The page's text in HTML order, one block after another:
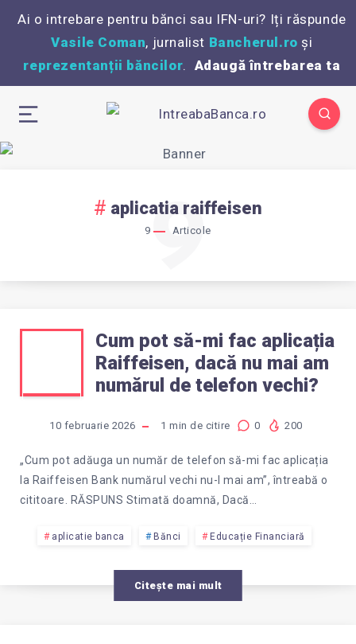
Ai o intrebare pentru bănci sau IFN-uri? Iți răspunde
Vasile Coman, jurnalist Bancherul.ro și
reprezentanții băncilor. Adaugă întrebarea ta
aplicatia raiffeisen
9 Articole
9
CUM
POT
SĂ-
MI
FAC
APLICAȚIA
RAIFFEISEN,
Cum pot să-mi fac aplicația
Raiffeisen, dacă nu mai am
numărul de telefon vechi?
10 februarie 2026 1 min de citire 0 200
„Cum pot adăuga un număr de telefon să-mi fac aplicația
la Raiffeisen Bank numărul vechi nu-l mai am”, întreabă o
cititoare. RĂSPUNS Stimată doamnă, Dacă…
aplicatie banca Bănci Educație Financiară
Citește mai mult